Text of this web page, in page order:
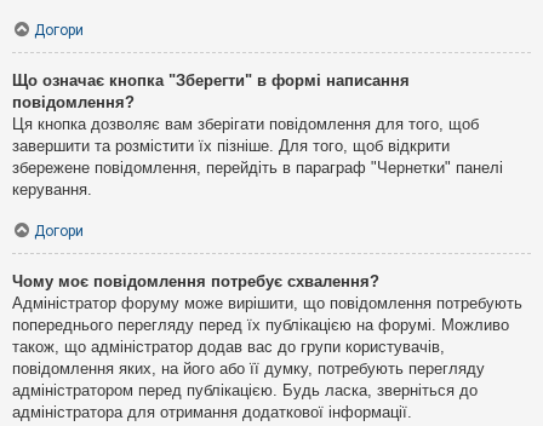
Догори
Що означає кнопка "Зберегти" в формі написання
повідомлення?
Ця кнопка дозволяє вам зберігати повідомлення для того, щоб
завершити та розмістити їх пізніше. Для того, щоб відкрити
збережене повідомлення, перейдіть в параграф "Чернетки" панелі
керування.
Догори
Чому моє повідомлення потребує схвалення?
Адміністратор форуму може вирішити, що повідомлення потребують
попереднього перегляду перед їх публікацією на форумі. Можливо
також, що адміністратор додав вас до групи користувачів,
повідомлення яких, на його або її думку, потребують перегляду
адміністратором перед публікацією. Будь ласка, зверніться до
адміністратора для отримання додаткової інформації.